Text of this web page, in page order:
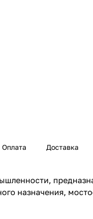
Оплата Доставка
назначения,